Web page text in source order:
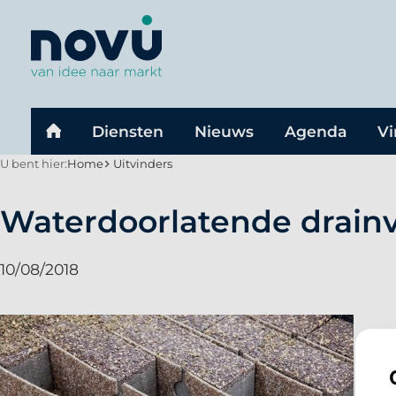
U bent hier:Home Uitvinders
Waterdoorlatende
10/08/2018